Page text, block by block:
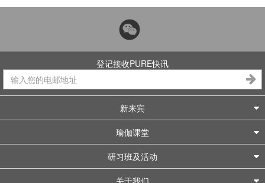
登记接收PURE快讯
新来宾
瑜伽课堂
研习班及活动
关于我们